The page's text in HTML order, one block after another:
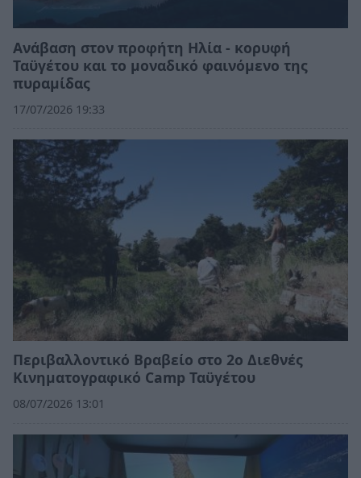
Ανάβαση στον προφήτη Ηλία - κορυφή
Ταϋγέτου και το μοναδικό φαινόμενο της
πυραμίδας
17/07/2026 19:33
Περιβαλλοντικό Βραβείο στο 2ο Διεθνές
Κινηματογραφικό Camp Ταϋγέτου
08/07/2026 13:01